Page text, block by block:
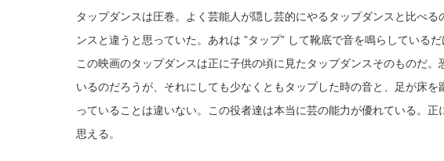
タップダンスは圧巻。よく芸能人が隠し芸的にやるタップダンスと比べ
ンスと違うと思っていた。あれは ”タップ” して靴底で音を鳴らしている
この映画のタップダンスは正に子供の頃に見たタップダンスそのものだ
いるのだろうが、それにしても少なくともタップした時の音と、足が床
っていることは違いない。この役者達は本当に芸の能力が優れている。正
思える。